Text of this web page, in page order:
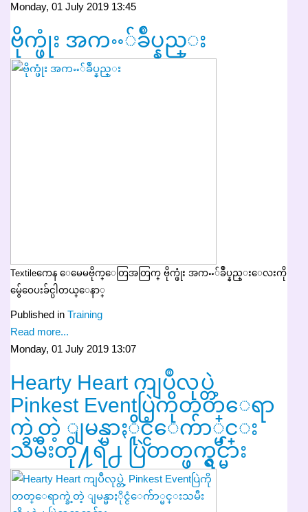
Monday, 01 July 2019 13:45
ဗိုက္ဖုံး အကႌ်ခ်ဳပ္နည္း
Textileကေန ေမေမဗိုက္ေတြအတြက္ ဗိုက္ဖုံး အကႌ်ခ်ဳပ္နည္းေလးကို
မွ်ေဝေပးခ်င္ပါတယ္ေနာ္
Published in Training
Read more...
Monday, 01 July 2019 13:07
Hearty Heart ကျပဳလုပ္တဲ့
Pinkest Eventပြဲကိုတတ္ေရာ
က္ခဲ့တဲ့ ျမန္မာႏိုင္ငံေက်ာ္မင္း
သမီးတို႔ရဲ႕ ပြဲတတ္ဖက္ရွင္မ်ား